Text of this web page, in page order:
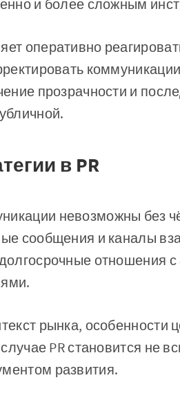
и более сложным
оперативно
прозрачности и
в PR
невозможны без
сообщения и каналы
отношения
рынка, особенности
PR становится не
развития.